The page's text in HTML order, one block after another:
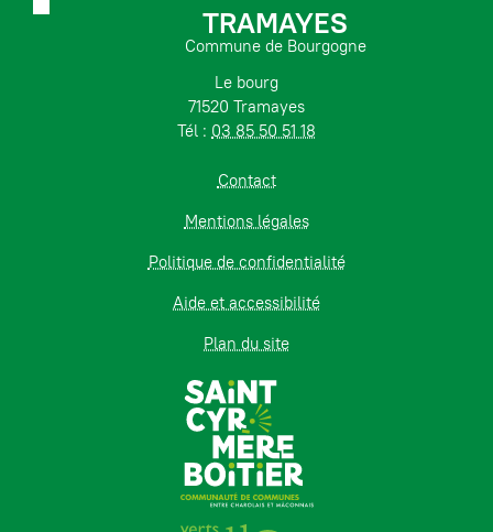
TRAMAYES
Commune de Bourgogne
Le bourg
71520 Tramayes
Tél : 03 85 50 51 18
Contact
Mentions légales
Politique de confidentialité
Aide et accessibilité
Plan du site